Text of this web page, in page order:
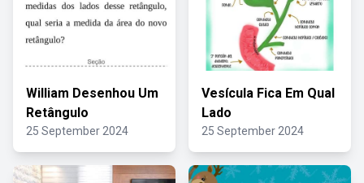
William Desenhou Um
Retângulo
25 September 2024
Vesícula Fica Em Qual
Lado
25 September 2024